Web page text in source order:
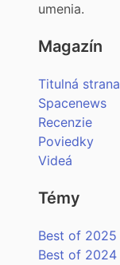
umenia.
Magazín
Titulná strana
Spacenews
Recenzie
Poviedky
Videá
Témy
Best of 2025
Best of 2024